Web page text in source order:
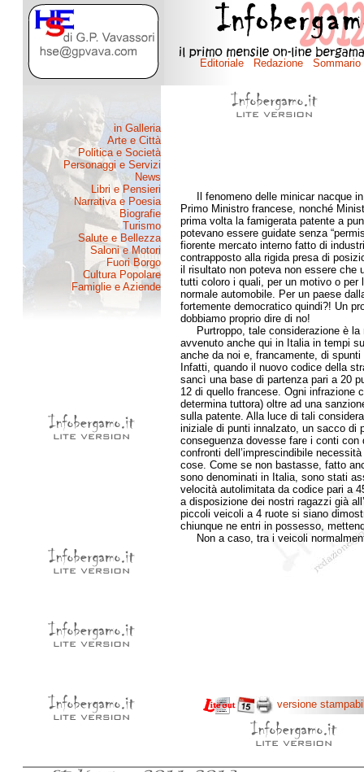
Il fenomeno delle minicar nacque in
Primo Ministro francese, nonché
prima volta la famigerata patente a
potevano essere guidate senza
fiorente mercato interno fatto di
contrapposto alla rigida presa di
il risultato non poteva non essere che
tutti coloro i quali, per un motivo o per
normale automobile. Per un paese
fortemente democratico quindi?! Un
dobbiamo proprio dire di no!
Purtroppo, tale considerazione è la
avvenuto anche qui in Italia in tempi
anche da noi e, francamente, di
Infatti, quando il nuovo codice della
sancì una base di partenza pari a 20
12 di quello francese. Ogni infrazione
determina tuttora) oltre ad una
sulla patente. Alla luce di tali
iniziale di punti innalzato, un sacco di
conseguenza dovesse fare i conti
confronti dell’imprescindibile
cose. Come se non bastasse, fatto
sono denominati in Italia, sono stati
velocità autolimitata da codice pari a
a disposizione dei nostri ragazzi già
piccoli veicoli a 4 ruote si siano
chiunque ne entri in possesso,
Non a caso, tra i veicoli
versione